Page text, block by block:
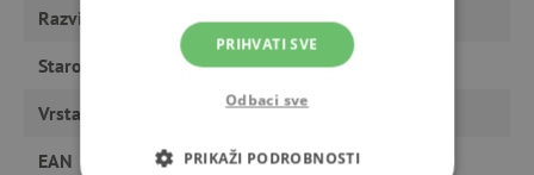
Razvija
Starost bebe, od 12 mjeseci
Vrsta igračke igračke
EAN 3070900064652
PRIHVATI SVE
Odbaci sve
PRIKAŽI PODROBNOSTI